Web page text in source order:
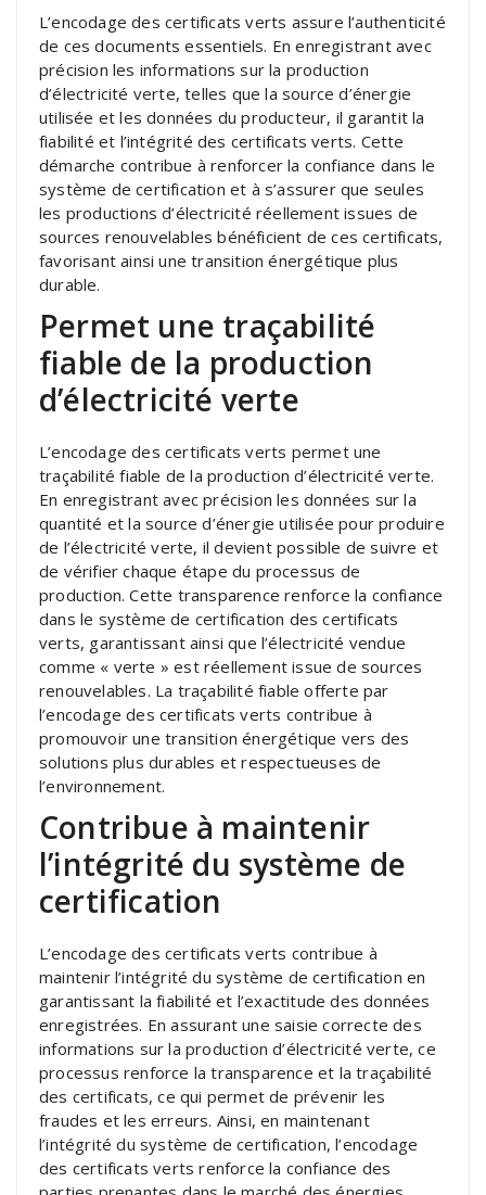
L’encodage des certificats verts assure l’authenticité
de ces documents essentiels. En enregistrant avec
précision les informations sur la production
d’électricité verte, telles que la source d’énergie
utilisée et les données du producteur, il garantit la
fiabilité et l’intégrité des certificats verts. Cette
démarche contribue à renforcer la confiance dans le
système de certification et à s’assurer que seules
les productions d’électricité réellement issues de
sources renouvelables bénéficient de ces certificats,
favorisant ainsi une transition énergétique plus
durable.
Permet une traçabilité
fiable de la production
d’électricité verte
L’encodage des certificats verts permet une
traçabilité fiable de la production d’électricité verte.
En enregistrant avec précision les données sur la
quantité et la source d’énergie utilisée pour produire
de l’électricité verte, il devient possible de suivre et
de vérifier chaque étape du processus de
production. Cette transparence renforce la confiance
dans le système de certification des certificats
verts, garantissant ainsi que l’électricité vendue
comme « verte » est réellement issue de sources
renouvelables. La traçabilité fiable offerte par
l’encodage des certificats verts contribue à
promouvoir une transition énergétique vers des
solutions plus durables et respectueuses de
l’environnement.
Contribue à maintenir
l’intégrité du système de
certification
L’encodage des certificats verts contribue à
maintenir l’intégrité du système de certification en
garantissant la fiabilité et l’exactitude des données
enregistrées. En assurant une saisie correcte des
informations sur la production d’électricité verte, ce
processus renforce la transparence et la traçabilité
des certificats, ce qui permet de prévenir les
fraudes et les erreurs. Ainsi, en maintenant
l’intégrité du système de certification, l’encodage
des certificats verts renforce la confiance des